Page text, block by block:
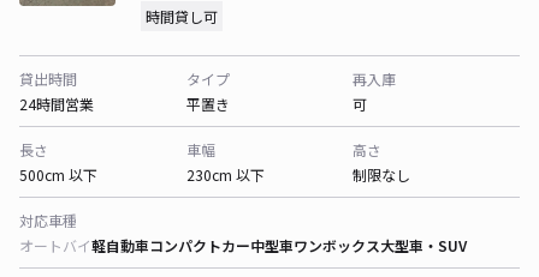
時間貸し可
貸出時間
24時間営業
タイプ
平置き
再入庫
可
長さ
500cm 以下
車幅
230cm 以下
高さ
制限なし
対応車種
オートバイ軽自動車コンパクトカー中型車ワンボックス大型車・SUV